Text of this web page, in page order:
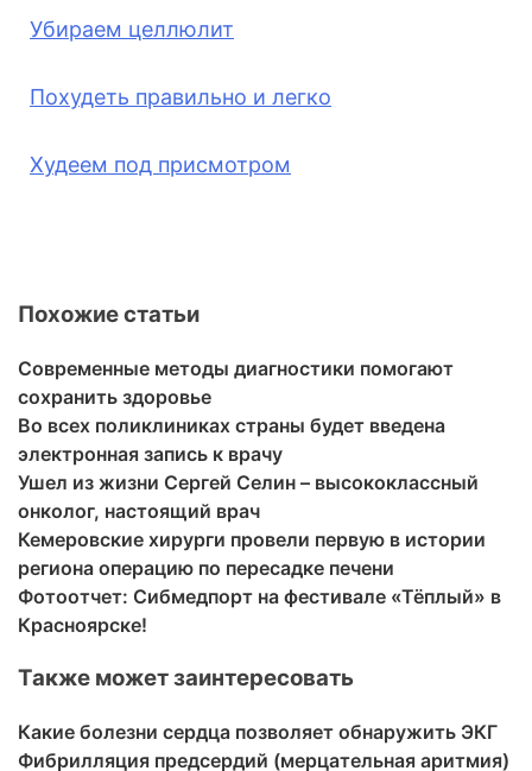
Убираем целлюлит
Похудеть правильно и легко
Худеем под присмотром
Похожие статьи
Современные методы диагностики помогают
сохранить здоровье
Во всех поликлиниках страны будет введена
электронная запись к врачу
Ушел из жизни Сергей Селин – высококлассный
онколог, настоящий врач
Кемеровские хирурги провели первую в истории
региона операцию по пересадке печени
Фотоотчет: Сибмедпорт на фестивале «Тёплый» в
Красноярске!
Также может заинтересовать
Какие болезни сердца позволяет обнаружить ЭКГ
Фибрилляция предсердий (мерцательная аритмия)